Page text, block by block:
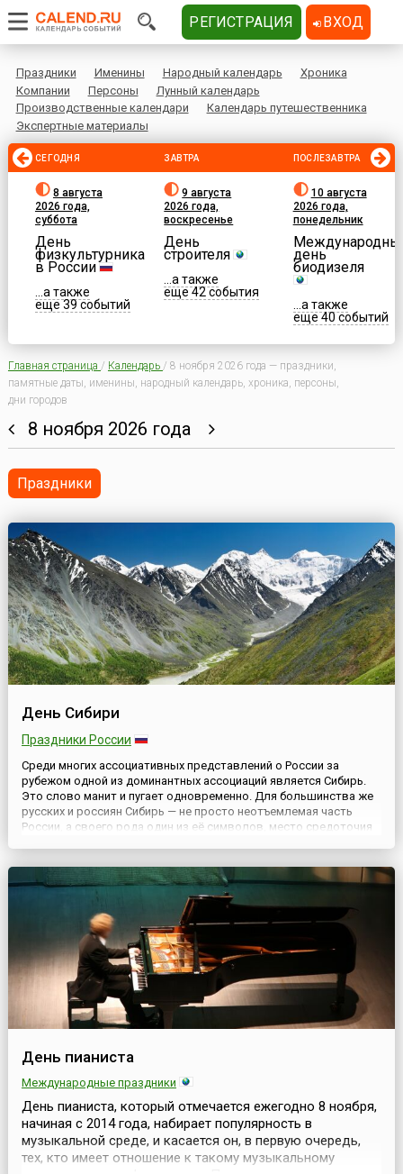
Праздники Именины Народный календарь
Хроника
Компании
Персоны
Лунный календарь
Производственные календари
Календарь путешественника
Экспертные материалы
СЕГОДНЯ
8 августа
2026 года,
суббота
День
физкультурника
в России
...а также
еще 39 событий
ЗАВТРА
9 августа
2026 года,
воскресенье
День
строителя
...а также
еще 42 события
ПОСЛЕЗАВТРА
10 августа
2026 года,
понедельник
день
биодизеля
...а также
еще 40 событий
Главная страница / Календарь / 8 ноября 2026 года — праздники,
памятные даты, именины, народный календарь, хроника, персоны,
дни городов
8 ноября 2026 года
Праздники
День Сибири
Праздники России
Среди многих ассоциативных представлений о России за
рубежом одной из доминантных ассоциаций является Сибирь.
Это слово манит и пугает одновременно. Для большинства же
русских и россиян Сибирь — не просто неотъемлемая часть
России, а своего рода один из её символов, место средоточия
День пианиста
Международные праздники
День пианиста, который отмечается ежегодно 8 ноября,
начиная с 2014 года, набирает популярность в
музыкальной среде, и касается он, в первую очередь,
тех, кто имеет отношение к такому музыкальному
РЕГИСТРАЦИЯ ВХОД